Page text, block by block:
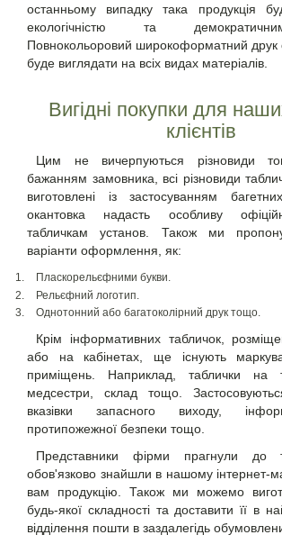
останньому випадку така продукція
екологічністю та
Повнокольоровий широкоформатний друк
буде виглядати на всіх видах матеріалів.
Вигідні покупки для
клієнтів
Цим не вичерпуються різновиди
бажанням замовника, всі різновиди
виготовлені із застосуванням
окантовка надасть особливу
табличкам установ. Також ми
варіанти оформлення, як:
Пласкорельєфними букви.
Рельєфний логотип.
Однотонний або багатоколірний друк тощо.
Крім інформативних табличок,
або на кабінетах, ще існують
приміщень. Наприклад, таблички на
медсестри, склад тощо.
вказівки запасного виходу,
протипожежної безпеки тощо.
Представники фірми прагнули
обов'язково знайшли в нашому інтернет-
вам продукцію. Також ми можемо
будь-якої складності та доставити її в
відділення пошти в заздалегідь